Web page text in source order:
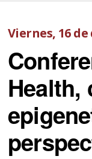
Viernes, 16
Health,